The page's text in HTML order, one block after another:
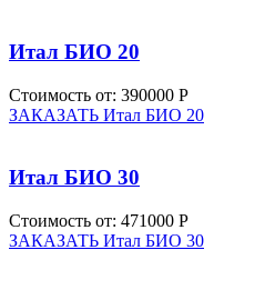
Итал БИО 20
Стоимость от: 390000 Р
ЗАКАЗАТЬ Итал БИО 20
Итал БИО 30
Стоимость от: 471000 Р
ЗАКАЗАТЬ Итал БИО 30